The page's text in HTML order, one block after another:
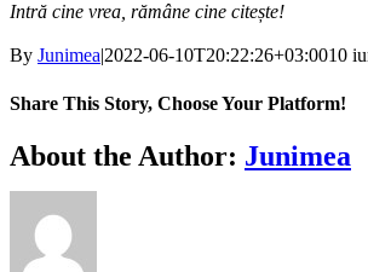
Intră cine vrea, rămâne cine citește!
By Junimea|2022-06-10T20:22:26+03:0010
Share This Story, Choose Your Platform!
Facebook
X
Bluesky
Reddit
LinkedIn
WhatsApp
Telegram
Tumblr
Xing
Email
Copy
Link
About the Author: Junimea